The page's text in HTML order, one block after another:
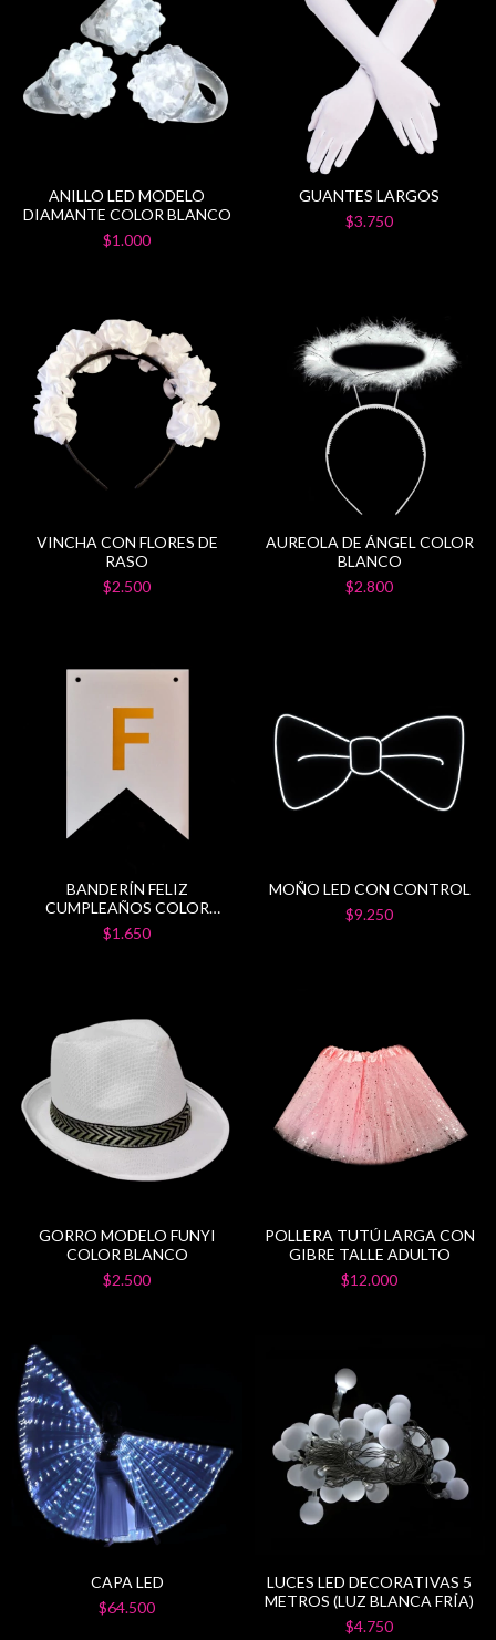
ANILLO LED MODELO
DIAMANTE COLOR BLANCO
$1.000
GUANTES LARGOS
$3.750
VINCHA CON FLORES DE
RASO
$2.500
AUREOLA DE ÁNGEL COLOR
BLANCO
$2.800
BANDERÍN FELIZ
CUMPLEAÑOS COLOR
BLANCO
$1.650
MOÑO LED CON CONTROL
$9.250
GORRO MODELO FUNYI
COLOR BLANCO
$2.500
POLLERA TUTÚ LARGA CON
GIBRE TALLE ADULTO
$12.000
CAPA LED
$64.500
LUCES LED DECORATIVAS 5
METROS (LUZ BLANCA FRÍA)
$4.750